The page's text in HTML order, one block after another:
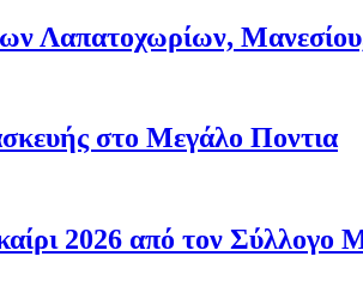
Λαπατοχωρίων, Μανεσίου,
στο Μεγάλο Ποντια
2026 από τον